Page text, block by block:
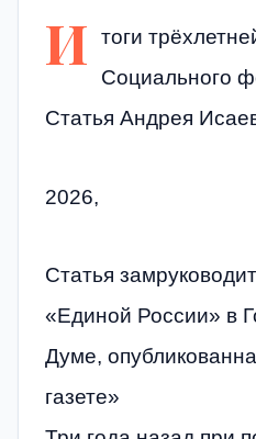
И
тоги
Социального
Статья Андрея
2026,
Статья
«Единой России» в
Думе,
газете»